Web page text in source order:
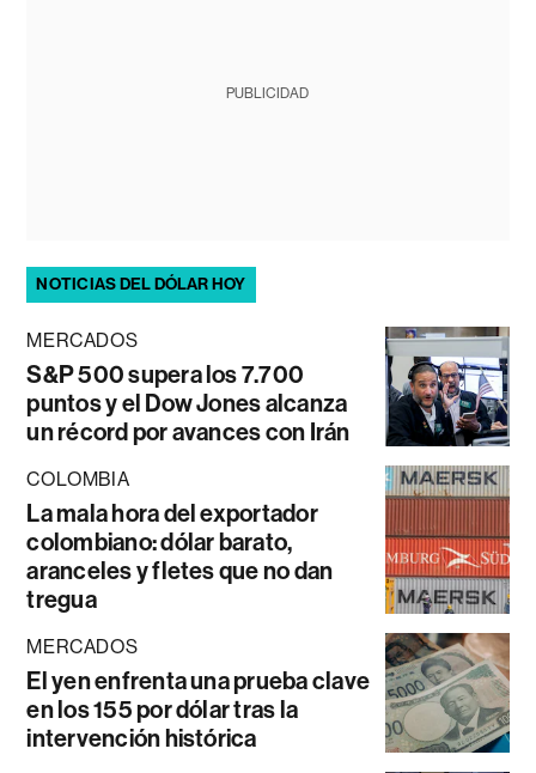
PUBLICIDAD
NOTICIAS DEL DÓLAR HOY
MERCADOS
S&P 500 supera los 7.700
puntos y el Dow Jones alcanza
un récord por avances con Irán
COLOMBIA
La mala hora del exportador
colombiano: dólar barato,
aranceles y fletes que no dan
tregua
MERCADOS
El yen enfrenta una prueba clave
en los 155 por dólar tras la
intervención histórica